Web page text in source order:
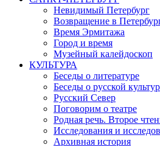
Невидимый Петербург
Возвращение в
Время Эрмитажа
Город и время
Музейный калейдоскоп
КУЛЬТУРА
Беседы о литературе
Беседы о русской
Русский Север
Поговорим о театре
Родная речь. Второе
Исследования и
Архивная история